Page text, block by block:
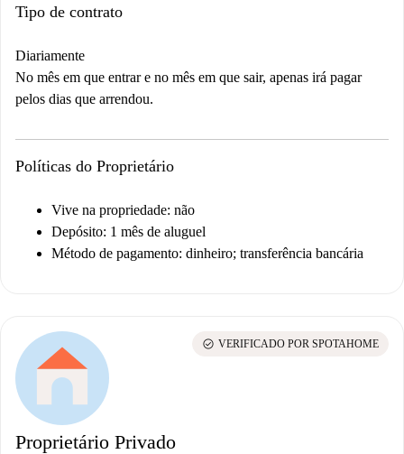
Tipo de contrato
Diariamente
No mês em que entrar e no mês em que sair, apenas irá pagar
pelos dias que arrendou.
Políticas do Proprietário
Vive na propriedade: não
Depósito: 1 mês de aluguel
Método de pagamento: dinheiro; transferência bancária
Proprietário Privado
check_circle VERIFICADO POR SPOTAHOME